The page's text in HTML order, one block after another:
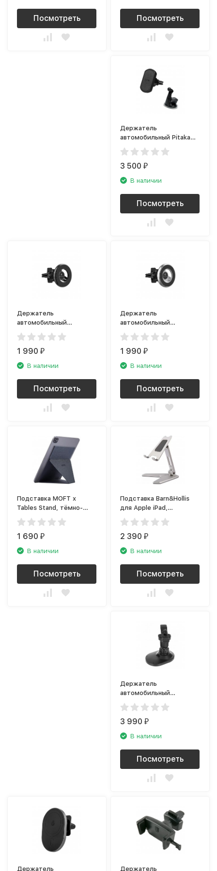
Посмотреть Посмотреть
Держатель
автомобильный Pitaka
MagMount PRO combo
CMS002CP
3 500₽
В наличии
Посмотреть
Держатель
автомобильный
SwitchEasy MagMount,
черный
1 990₽
В наличии
Посмотреть
Держатель
автомобильный
SwitchEasy MagMount,
серебряный
1 990₽
В наличии
Посмотреть
Подставка MOFT x
Tables Stand, тёмно-
серый
1 690₽
В наличии
Посмотреть
Подставка Barn&Hollis
для Apple iPad,
серебристый
2 390₽
В наличии
Посмотреть
Держатель
автомобильный
Barn&Hollis Qi-16, чёрный
3 990₽
В наличии
Посмотреть
Держатель Держатель